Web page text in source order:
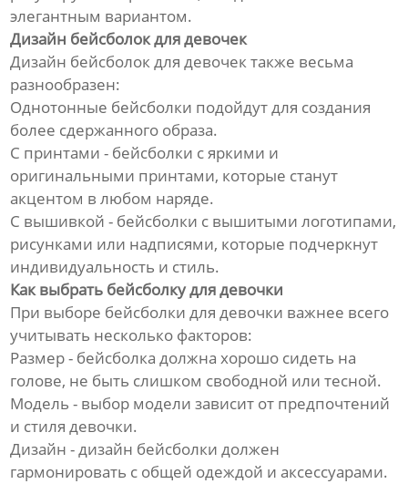
элегантным вариантом.
Дизайн бейсболок для девочек
Дизайн бейсболок для девочек также весьма
разнообразен:
Однотонные бейсболки подойдут для создания
более сдержанного образа.
С принтами - бейсболки с яркими и
оригинальными принтами, которые станут
акцентом в любом наряде.
С вышивкой - бейсболки с вышитыми логотипами,
рисунками или надписями, которые подчеркнут
индивидуальность и стиль.
Как выбрать бейсболку для девочки
При выборе бейсболки для девочки важнее всего
учитывать несколько факторов:
Размер - бейсболка должна хорошо сидеть на
голове, не быть слишком свободной или тесной.
Модель - выбор модели зависит от предпочтений
и стиля девочки.
Дизайн - дизайн бейсболки должен
гармонировать с общей одеждой и аксессуарами.